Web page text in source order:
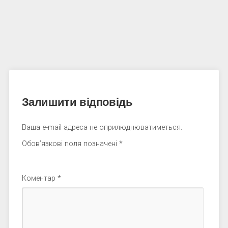
Залишити відповідь
Ваша e-mail адреса не оприлюднюватиметься.
Обов’язкові поля позначені *
Коментар *